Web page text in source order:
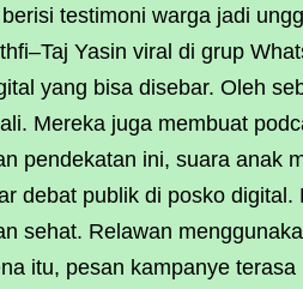
testimoni warga jadi
Yasin viral di grup
yang bisa disebar. Oleh
Mereka juga membuat
pendekatan ini, suara anak
debat publik di posko digital.
sehat. Relawan
itu, pesan kampanye